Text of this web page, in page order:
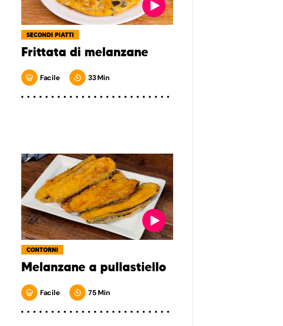
SECONDI PIATTI
Frittata di melanzane
Facile 33 Min
CONTORNI
Melanzane a pullastiello
Facile 75 Min